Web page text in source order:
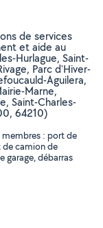
de services
et aide au
Hurlague, Saint-
Parc d'Hiver-
Aguilera,
Marne,
Saint-Charles-
64210)
membres : port de
de camion de
garage, débarras